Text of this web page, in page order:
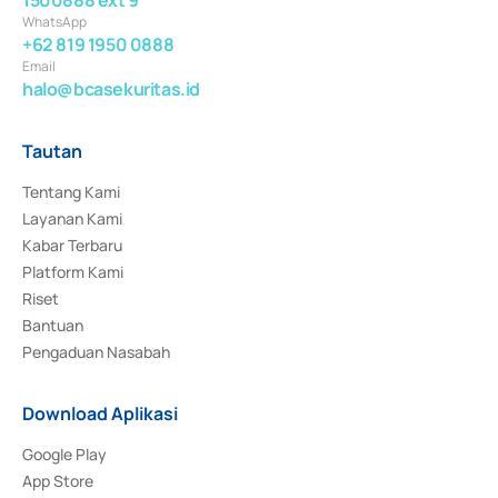
WhatsApp
+62 819 1950 0888
Email
halo@bcasekuritas.id
Tautan
Tentang Kami
Layanan Kami
Kabar Terbaru
Platform Kami
Riset
Bantuan
Pengaduan Nasabah
Download Aplikasi
Google Play
App Store